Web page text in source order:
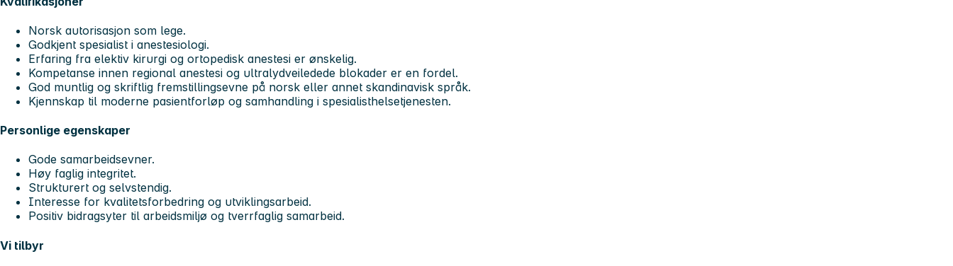
Norsk autorisasjon som lege.
Godkjent spesialist i anestesiologi.
Erfaring fra elektiv kirurgi og ortopedisk anestesi er ønskelig.
Kompetanse innen regional anestesi og ultralydveiledede blokader er en fordel.
God muntlig og skriftlig fremstillingsevne på norsk eller annet skandinavisk språk.
Kjennskap til moderne pasientforløp og samhandling i spesialisthelsetjenesten.
Personlige egenskaper
Gode samarbeidsevner.
Høy faglig integritet.
Strukturert og selvstendig.
Interesse for kvalitetsforbedring og utviklingsarbeid.
Positiv bidragsyter til arbeidsmiljø og tverrfaglig samarbeid.
Vi tilbyr